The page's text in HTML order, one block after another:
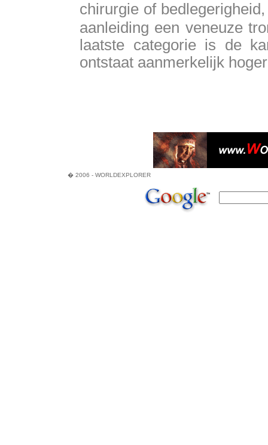
chirurgie of
aanleiding een veneuze
laatste categorie is de
ontstaat aanmerkelijk
� 2006 - WORLDEXPLORER